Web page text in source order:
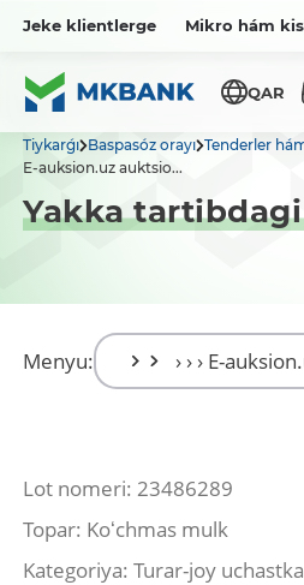
Jeke klientlerge Mikro hám
QAR
Tiykarǵı Baspasóz orayı Tenderler
E-auksion.uz auktsio...
Yakka
Menyu:
Lot nomeri: 23486289
Topar: Koʻchmas mulk
Kategoriya: Turar-joy